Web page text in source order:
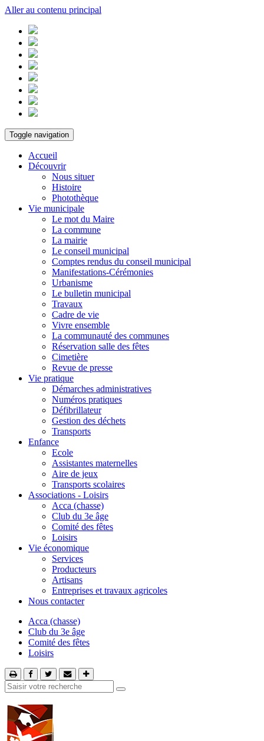
Aller au contenu principal
Toggle navigation
Accueil
Découvrir
Nous situer
Histoire
Photothèque
Vie municipale
Le mot du Maire
La commune
La mairie
Le conseil municipal
Comptes rendus du conseil municipal
Manifestations-Cérémonies
Urbanisme
Le bulletin municipal
Travaux
Cadre de vie
Vivre ensemble
La communauté des communes
Réservation salle des fêtes
Cimetière
Revue de presse
Vie pratique
Démarches administratives
Numéros pratiques
Défibrillateur
Gestion des déchets
Transports
Enfance
Ecole
Assistantes maternelles
Aire de jeux
Transports scolaires
Associations - Loisirs
Acca (chasse)
Club du 3e âge
Comité des fêtes
Loisirs
Vie économique
Services
Producteurs
Artisans
Entreprises et travaux agricoles
Nous contacter
Acca (chasse)
Club du 3e âge
Comité des fêtes
Loisirs